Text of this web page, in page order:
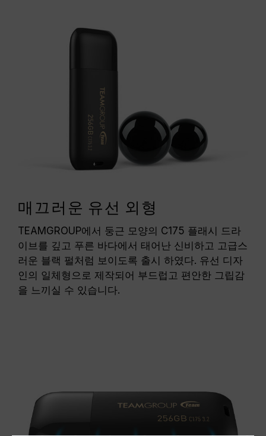
매끄러운 유선 외형
TEAMGROUP에서 둥근 모양의 C175 플래시 드라
이브를 깊고 푸른 바다에서 태어난 신비하고 고급스
러운 블랙 펄처럼 보이도록 출시 하였다. 유선 디자
인의 일체형으로 제작되어 부드럽고 편안한 그립감
을 느끼실 수 있습니다.